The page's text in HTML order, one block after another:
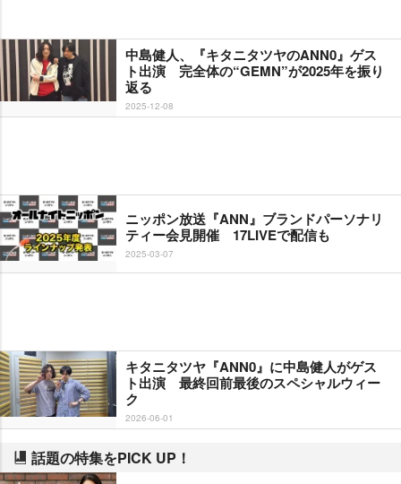
中島健人、『キタニタツヤのANN0』ゲス
ト出演 完全体の“GEMN”が2025年を振り
返る
2025-12-08
ニッポン放送『ANN』ブランドパーソナリ
ティー会見開催 17LIVEで配信も
2025-03-07
キタニタツヤ『ANN0』に中島健人がゲス
ト出演 最終回前最後のスペシャルウィー
ク
2026-06-01
話題の特集をPICK UP！